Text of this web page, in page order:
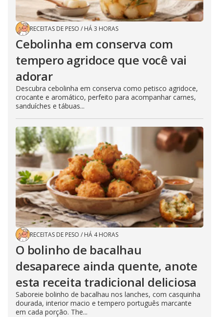
RECEITAS DE PESO / HÁ 3 HORAS
Cebolinha em conserva com
tempero agridoce que você vai
adorar
Descubra cebolinha em conserva como petisco agridoce,
crocante e aromático, perfeito para acompanhar carnes,
sanduíches e tábuas...
RECEITAS DE PESO / HÁ 4 HORAS
O bolinho de bacalhau
desaparece ainda quente, anote
esta receita tradicional deliciosa
Saboreie bolinho de bacalhau nos lanches, com casquinha
dourada, interior macio e tempero português marcante
em cada porção. The...